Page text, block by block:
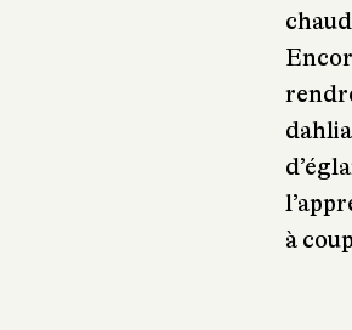
à